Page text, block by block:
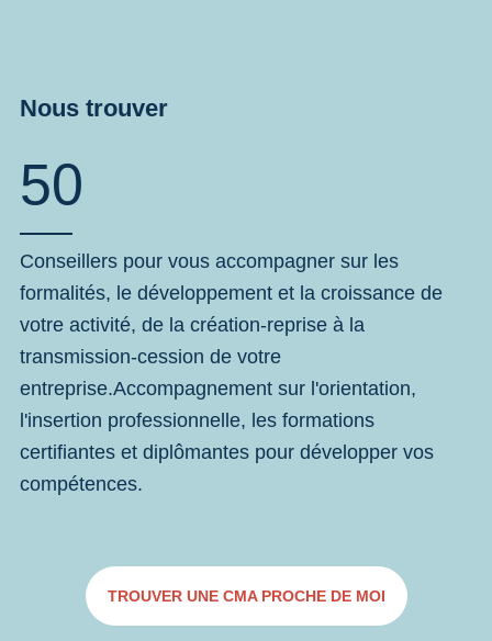
Nous trouver
50
Conseillers pour vous accompagner sur les
formalités, le développement et la croissance de
votre activité, de la création-reprise à la
transmission-cession de votre
entreprise.Accompagnement sur l'orientation,
l'insertion professionnelle, les formations
certifiantes et diplômantes pour développer vos
compétences.
TROUVER UNE CMA PROCHE DE MOI